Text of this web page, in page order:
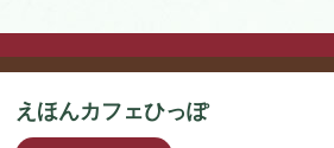
えほんカフェひっぽ